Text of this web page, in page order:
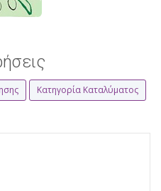
Κατηγορία Καταλύματος